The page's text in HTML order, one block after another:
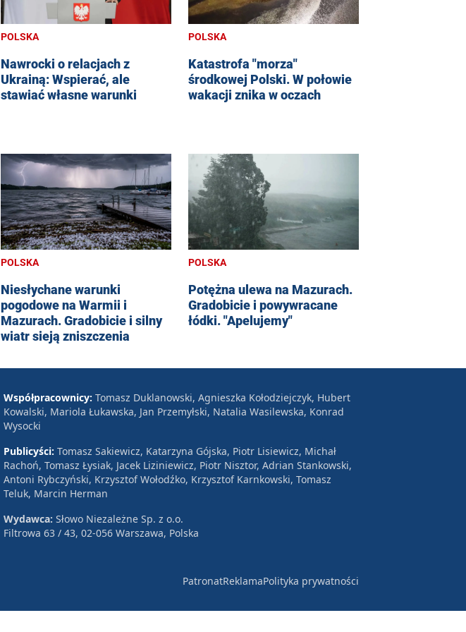
POLSKA
Nawrocki o relacjach z
Ukrainą: Wspierać, ale
stawiać własne warunki
POLSKA
Katastrofa "morza"
środkowej Polski. W połowie
wakacji znika w oczach
POLSKA
Niesłychane warunki
pogodowe na Warmii i
Mazurach. Gradobicie i silny
wiatr sieją zniszczenia
POLSKA
Potężna ulewa na Mazurach.
Gradobicie i powywracane
łódki. "Apelujemy"
Współpracownicy: Tomasz Duklanowski, Agnieszka Kołodziejczyk, Hubert
Kowalski, Mariola Łukawska, Jan Przemyłski, Natalia Wasilewska, Konrad
Wysocki
Publicyści: Tomasz Sakiewicz, Katarzyna Gójska, Piotr Lisiewicz, Michał
Rachoń, Tomasz Łysiak, Jacek Liziniewicz, Piotr Nisztor, Adrian Stankowski,
Antoni Rybczyński, Krzysztof Wołodźko, Krzysztof Karnkowski, Tomasz
Teluk, Marcin Herman
Wydawca: Słowo Niezależne Sp. z o.o.
Filtrowa 63 / 43, 02-056 Warszawa, Polska
PatronatReklamaPolityka prywatności